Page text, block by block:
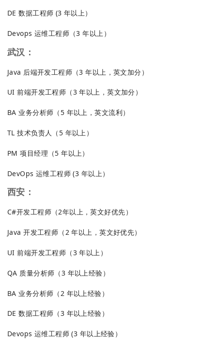
DE 数据工程师 (3 年以上）
Devops 运维工程师（3 年以上）
武汉：
Java 后端开发工程师（3 年以上，英文加分）
UI 前端开发工程师（3 年以上，英文加分）
BA 业务分析师（5 年以上，英文流利）
TL 技术负责人（5 年以上）
PM 项目经理（5 年以上）
DevOps 运维工程师 (3 年以上）
西安：
C#开发工程师（2年以上，英文好优先）
Java 开发工程师（2 年以上，英文好优先）
UI 前端开发工程师（3 年以上）
QA 质量分析师（3 年以上经验）
BA 业务分析师（2 年以上经验）
DE 数据工程师（3 年以上经验）
Devops 运维工程师 (3 年以上经验）